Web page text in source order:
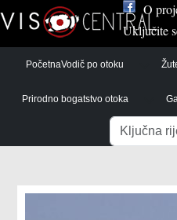
O
Uključite
PočetnaVodič po otoku
Prirodno bogatstvo otoka
Pretraga